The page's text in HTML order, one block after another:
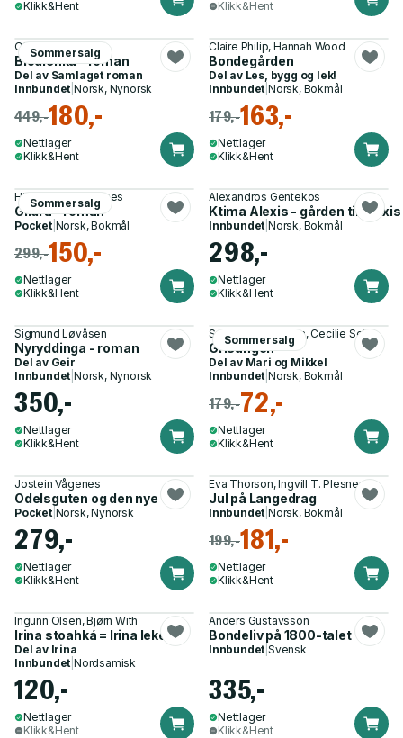
Klikk&Hent
Klikk&Hent
Sommersalg
Olav Kristiseter
Blodlenka - roman
Del av Samlaget roman
Innbundet |Norsk, Nynorsk
449,-180,-
Nettlager
Klikk&Hent
Claire Philip, Hannah Wood
Bondegården
Del av Les, bygg og lek!
Innbundet |Norsk, Bokmål
179,-163,-
Nettlager
Klikk&Hent
Sommersalg
Hilde Susan Jægtnes
Gildra - roman
Pocket| Norsk, Bokmål
299,-150,-
Nettlager
Klikk&Hent
Alexandros Gentekos
Ktima Alexis - gården til Alexis
Innbundet |Norsk, Bokmål
298,-
Nettlager
Klikk&Hent
Sigmund Løvåsen
Nyryddinga - roman
Del av Geir
Innbundet |Norsk, Nynorsk
350,-
Nettlager
Klikk&Hent
Sommersalg
Susanne Agerholm, Cecilie Seim
Grisungen
Del av Mari og Mikkel
Innbundet |Norsk, Bokmål
179,-72,-
Nettlager
Klikk&Hent
Jostein Vågenes
Odelsguten og den nye tida
Pocket| Norsk, Nynorsk
279,-
Nettlager
Klikk&Hent
Eva Thorson, Ingvill T. Plesner
Jul på Langedrag
Innbundet |Norsk, Bokmål
199,-181,-
Nettlager
Klikk&Hent
Ingunn Olsen, Bjørn With
Irina stoahká = Irina leker
Del av Irina
Innbundet |Nordsamisk
120,-
Nettlager
Klikk&Hent
Anders Gustavsson
Bondeliv på 1800-talet
Innbundet |Svensk
335,-
Nettlager
Klikk&Hent